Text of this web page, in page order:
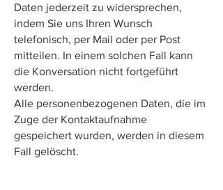
Daten jederzeit zu widersprechen,
indem Sie uns Ihren Wunsch
telefonisch, per Mail oder per Post
mitteilen. In einem solchen Fall kann
die Konversation nicht fortgeführt
werden.
Alle personenbezogenen Daten, die im
Zuge der Kontaktaufnahme
gespeichert wurden, werden in diesem
Fall gelöscht.